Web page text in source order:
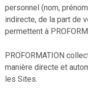
personnel (nom,
indirecte, de la part de
permettent à
PROFORMATION
manière directe et
les Sites.